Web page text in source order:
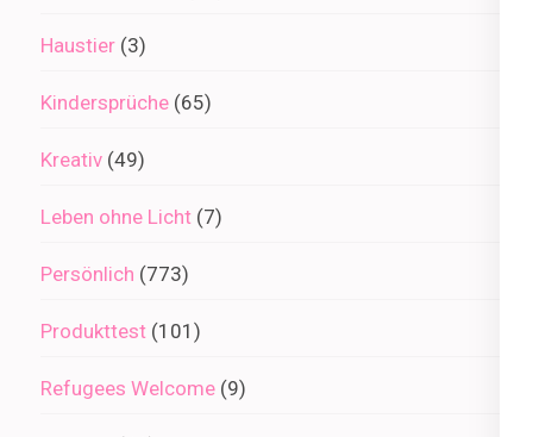
Haustier (3)
Kindersprüche (65)
Kreativ (49)
Leben ohne Licht (7)
Persönlich (773)
Produkttest (101)
Refugees Welcome (9)